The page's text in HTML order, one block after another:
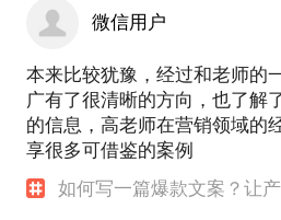
微信用户
本来比较犹豫，经过和老师的
广有了很清晰的方向，也了解
的信息，高老师在营销领域的
享很多可借鉴的案例
如何写一篇爆款文案？让